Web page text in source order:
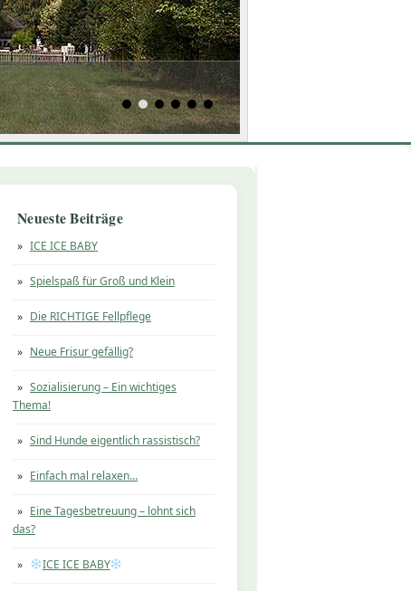
Neueste Beiträge
ICE ICE BABY
Spielspaß für Groß und Klein
Die RICHTIGE Fellpflege
Neue Frisur gefällig?
Sozialisierung – Ein wichtiges
Thema!
Sind Hunde eigentlich rassistisch?
Einfach mal relaxen…
Eine Tagesbetreuung – lohnt sich
das?
ICE ICE BABY